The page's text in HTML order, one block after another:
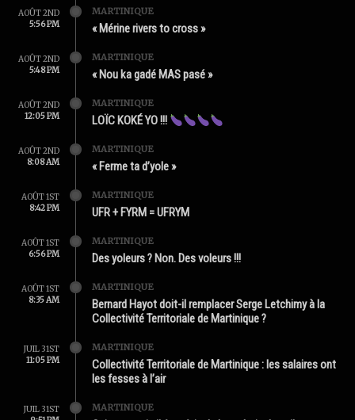
AOÛT 2ND
5:56 PM
MARTINIQUE
« Mérine rivers to cross »
AOÛT 2ND
5:48 PM
MARTINIQUE
« Nou ka gadé MAS pasé »
AOÛT 2ND
12:05 PM
MARTINIQUE
LOÏC KOKÉ YO !!!
AOÛT 2ND
8:08 AM
MARTINIQUE
« Ferme ta d’yole »
AOÛT 1ST
8:42 PM
MARTINIQUE
UFR + FYRM = UFRYM
AOÛT 1ST
6:56 PM
MARTINIQUE
Des yoleurs ? Non. Des voleurs !!!
AOÛT 1ST
8:35 AM
MARTINIQUE
Bernard Hayot doit-il remplacer Serge Letchimy à la
Collectivité Territoriale de Martinique ?
JUIL 31ST
11:05 PM
MARTINIQUE
Collectivité Territoriale de Martinique : les salaires ont
les fesses à l’air
JUIL 31ST
MARTINIQUE